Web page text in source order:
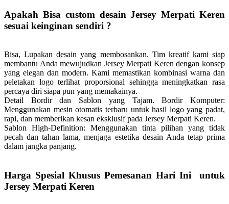
Apakah Bisa custom desain Jersey Merpati Keren
sesuai keinginan sendiri ?
Bisa, Lupakan desain yang membosankan. Tim kreatif kami siap
membantu Anda mewujudkan Jersey Merpati Keren dengan konsep
yang elegan dan modern. Kami memastikan kombinasi warna dan
peletakan logo terlihat proporsional sehingga meningkatkan rasa
percaya diri siapa pun yang memakainya.
Detail Bordir dan Sablon yang Tajam.Bordir Komputer:
Menggunakan mesin otomatis terbaru untuk hasil logo yang padat,
rapi, dan memberikan kesan eksklusif pada Jersey Merpati Keren.
Sablon High-Definition: Menggunakan tinta pilihan yang tidak
pecah dan tahan lama, menjaga estetika desain Anda tetap prima
dalam jangka panjang.
Harga Spesial Khusus Pemesanan Hari Ini untuk
Jersey Merpati Keren